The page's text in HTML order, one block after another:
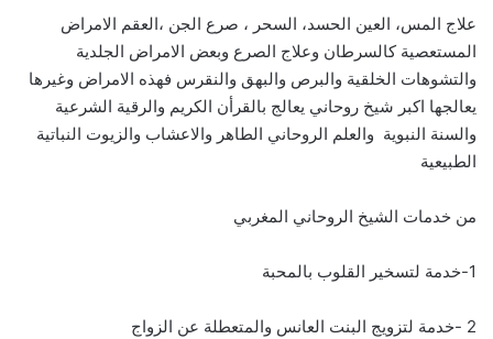
علاج المس، العين الحسد، السحر ، صرع الجن ،العقم الامراض
المستعصية كالسرطان وعلاج الصرع وبعض الامراض الجلدية
والتشوهات الخلقية والبرص والبهق والنقرس فهذه الامراض وغيرها
يعالجها اكبر شيخ روحاني يعالج بالقرأن الكريم والرقية الشرعية
والسنة النبوية والعلم الروحاني الطاهر والاعشاب والزيوت النباتية
الطبيعية
من خدمات الشيخ الروحاني المغربي
1-خدمة لتسخير القلوب بالمحبة
2 -خدمة لتزويج البنت العانس والمتعطلة عن الزواج